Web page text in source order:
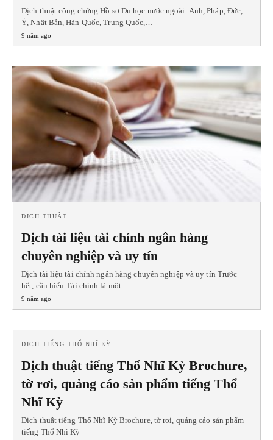
Dịch thuật công chứng Hồ sơ Du học nước ngoài: Anh, Pháp, Đức,
Ý, Nhật Bản, Hàn Quốc, Trung Quốc,…
9 năm ago
DỊCH THUẬT
Dịch tài liệu tài chính ngân hàng
chuyên nghiệp và uy tín
Dịch tài liệu tài chính ngân hàng chuyên nghiệp và uy tín Trước
hết, cần hiểu Tài chính là một…
9 năm ago
DỊCH TIẾNG THỔ NHĨ KỲ
Dịch thuật tiếng Thổ Nhĩ Kỳ Brochure,
tờ rơi, quảng cáo sản phẩm tiếng Thổ
Nhĩ Kỳ
Dịch thuật tiếng Thổ Nhĩ Kỳ Brochure, tờ rơi, quảng cáo sản phẩm
tiếng Thổ Nhĩ Kỳ